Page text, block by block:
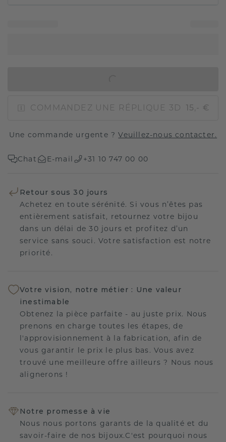
COMMANDEZ UNE RÉPLIQUE 3D 15,- €
Une commande urgente ?Veuillez-nous contacter.
Chat E-mail +31 10 747 00 00
Retour sous 30 jours
Achetez en toute sérénité. Si vous n’êtes pas
entièrement satisfait, retournez votre bijou
dans un délai de 30 jours et profitez d’un
service sans souci. Votre satisfaction est notre
priorité.
Votre vision, notre métier : Une valeur
inestimable
Obtenez la pièce parfaite - au juste prix. Nous
prenons en charge toutes les étapes, de
l'approvisionnement à la fabrication, afin de
vous garantir le prix le plus bas. Vous avez
trouvé une meilleure offre ailleurs ? Nous nous
alignerons !
Notre promesse à vie
Nous nous portons garants de la qualité et du
savoir-faire de nos bijoux.C'est pourquoi nous